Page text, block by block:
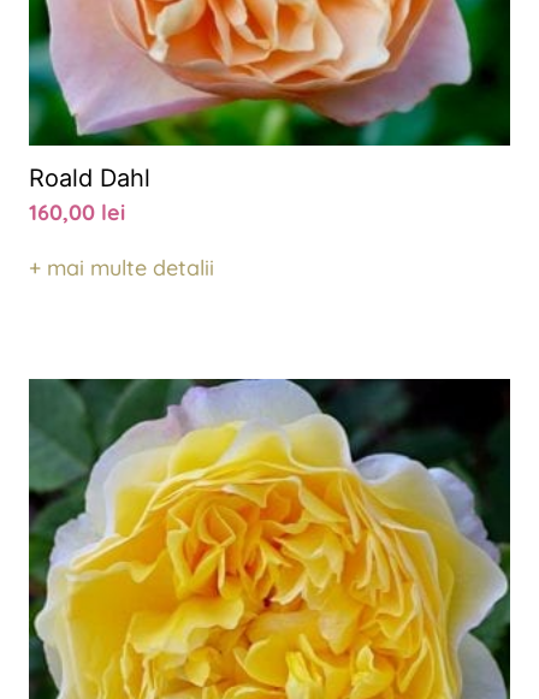
Roald Dahl
160,00 lei
+ mai multe detalii